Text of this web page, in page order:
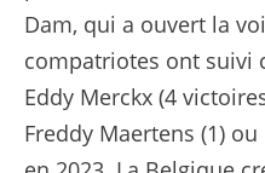
Dam, qui a ouvert la
compatriotes ont suivi
Eddy Merckx (4
Freddy Maertens (1)